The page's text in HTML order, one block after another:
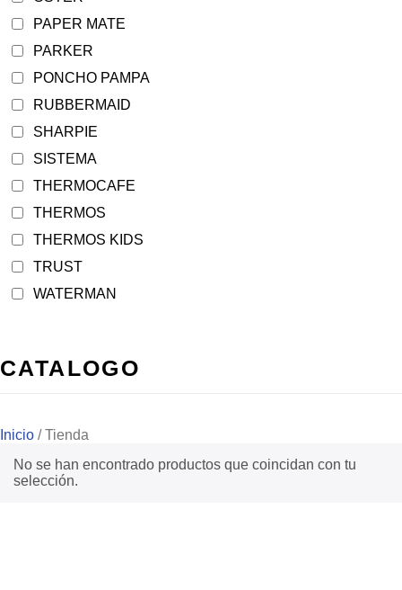
PAPER MATE
PARKER
PONCHO PAMPA
RUBBERMAID
SHARPIE
SISTEMA
THERMOCAFE
THERMOS
THERMOS KIDS
TRUST
WATERMAN
CATALOGO
Inicio / Tienda
No se han encontrado productos que coincidan con tu
selección.